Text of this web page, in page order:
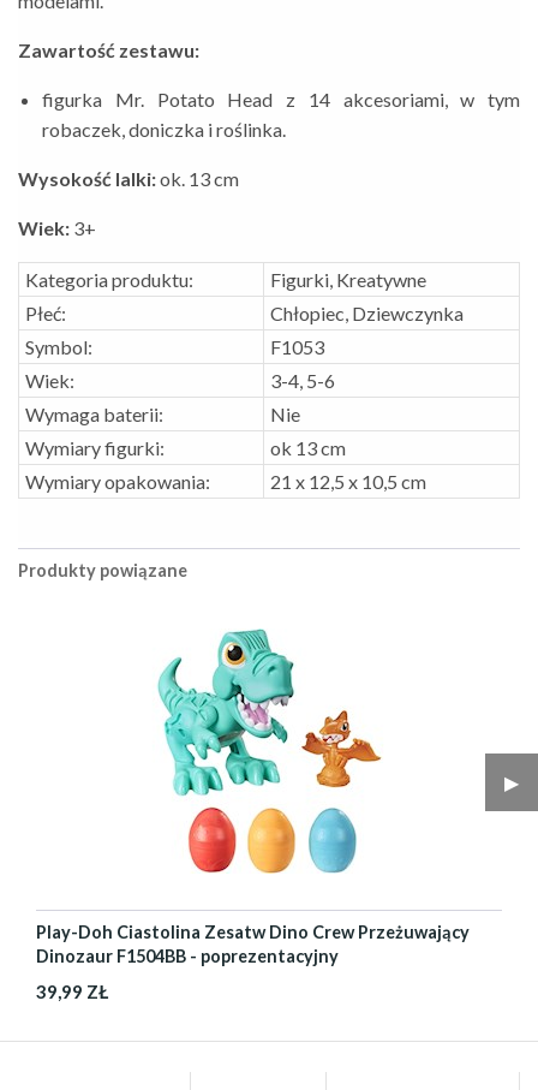
Zawartość zestawu:
figurka Mr. Potato Head z 14 akcesoriami, w tym
robaczek, doniczka i roślinka.
Wysokość lalki:ok. 13 cm
Wiek: 3+
Kategoria produktu:
Figurki, Kreatywne
Płeć:
Chłopiec, Dziewczynka
Symbol:
F1053
Wiek:
3-4, 5-6
Wymaga baterii:
Nie
Wymiary figurki:
ok 13 cm
Wymiary opakowania:
21 x 12,5 x 10,5 cm
Produkty powiązane
▶︎
Play-Doh Ciastolina Zesatw Dino Crew Przeżuwający
Dinozaur F1504BB - poprezentacyjny
39,99 ZŁ